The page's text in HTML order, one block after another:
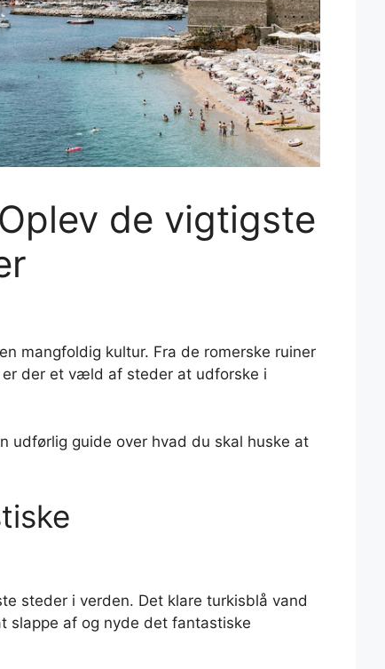
de vigtigste
mangfoldig kultur. Fra de romerske ruiner
der et væld af steder at udforske i
udførlig guide over hvad du skal huske at
steder i verden. Det klare turkisblå vand
slappe af og nyde det fantastiske